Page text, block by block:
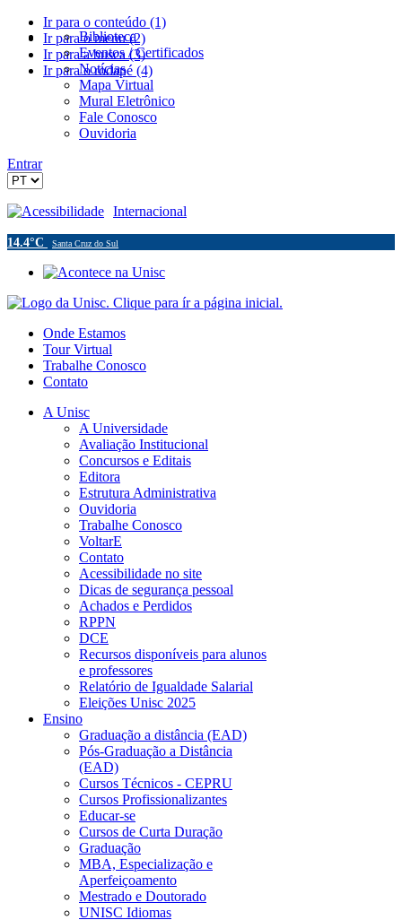
Ir para o conteúdo (1)
Ir para o menu (2)
Ir para a busca (3)
Ir para o rodapé (4)
Biblioteca
Eventos / Certificados
Notícias
Mapa Virtual
Mural Eletrônico
Fale Conosco
Ouvidoria
Entrar
Acessibilidade Internacional
14.4°C Santa Cruz do Sul
Onde Estamos
Tour Virtual
Trabalhe Conosco
Contato
A Unisc
A Universidade
Avaliação Institucional
Concursos e Editais
Editora
Estrutura Administrativa
Ouvidoria
Trabalhe Conosco
VoltarE
Contato
Acessibilidade no site
Dicas de segurança pessoal
Achados e Perdidos
RPPN
DCE
Recursos disponíveis para alunos
e professores
Relatório de Igualdade Salarial
Eleições Unisc 2025
Ensino
Graduação a distância (EAD)
Pós-Graduação a Distância
(EAD)
Cursos Técnicos - CEPRU
Cursos Profissionalizantes
Educar-se
Cursos de Curta Duração
Graduação
MBA, Especialização e
Aperfeiçoamento
Mestrado e Doutorado
UNISC Idiomas